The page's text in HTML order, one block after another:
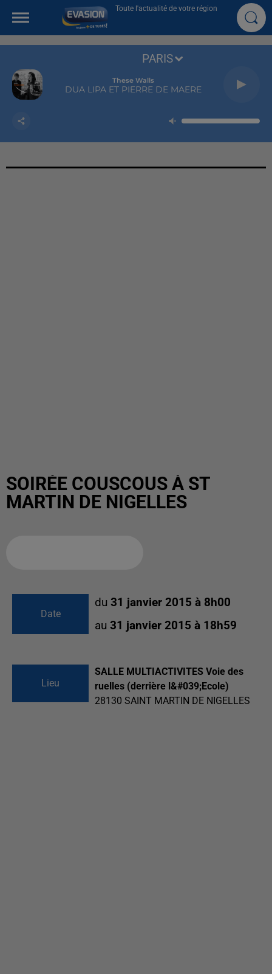
Toute l'actualité de votre région
These Walls
DUA LIPA ET PIERRE DE MAERE
PARIS
SOIRÉE COUSCOUS À ST
MARTIN DE NIGELLES
Date
du 31 janvier 2015 à 8h00
au 31 janvier 2015 à 18h59
Lieu
SALLE MULTIACTIVITES Voie des
ruelles (derrière l&#039;Ecole)
28130 SAINT MARTIN DE NIGELLES